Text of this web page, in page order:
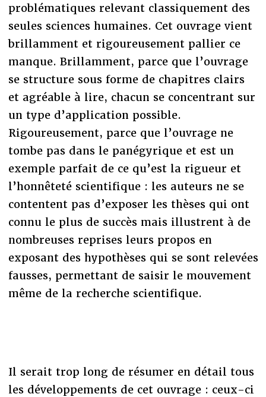
problématiques relevant classiquement des
seules sciences humaines. Cet ouvrage vient
brillamment et rigoureusement pallier ce
manque. Brillamment, parce que l’ouvrage
se structure sous forme de chapitres clairs
et agréable à lire, chacun se concentrant sur
un type d’application possible.
Rigoureusement, parce que l’ouvrage ne
tombe pas dans le panégyrique et est un
exemple parfait de ce qu’est la rigueur et
l’honnêteté scientifique : les auteurs ne se
contentent pas d’exposer les thèses qui ont
connu le plus de succès mais illustrent à de
nombreuses reprises leurs propos en
exposant des hypothèses qui se sont relevées
fausses, permettant de saisir le mouvement
même de la recherche scientifique.
Il serait trop long de résumer en détail tous
les développements de cet ouvrage : ceux-ci